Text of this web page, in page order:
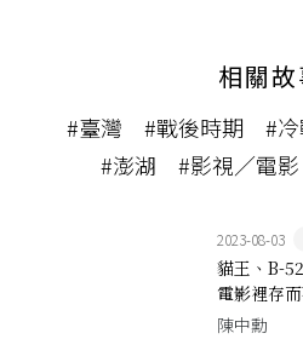
相關
#臺灣 #戰後時期 #
#澎湖
#影視／電影
2023-08-03
貓王、B-
電影裡存
陳中勳